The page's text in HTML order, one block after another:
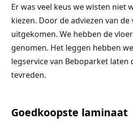
Er was veel keus we wisten niet
kiezen. Door de adviezen van
uitgekomen. We hebben de
genomen. Het leggen hebben
legservice van Beboparket laten
tevreden.
Goedkoopste laminaat